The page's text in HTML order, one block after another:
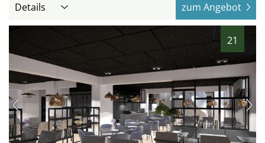
Details zum Angebot
21